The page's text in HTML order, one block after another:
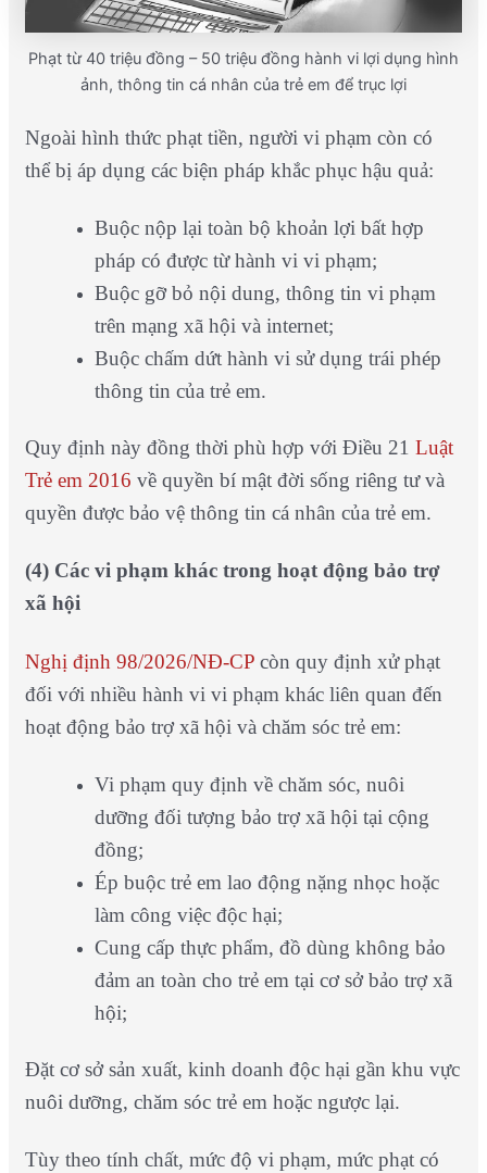
Phạt từ 40 triệu đồng – 50 triệu đồng hành vi lợi dụng hình
ảnh, thông tin cá nhân của trẻ em để trục lợi
Ngoài hình thức phạt tiền, người vi phạm còn có
thể bị áp dụng các biện pháp khắc phục hậu quả:
Buộc nộp lại toàn bộ khoản lợi bất hợp
pháp có được từ hành vi vi phạm;
Buộc gỡ bỏ nội dung, thông tin vi phạm
trên mạng xã hội và internet;
Buộc chấm dứt hành vi sử dụng trái phép
thông tin của trẻ em.
Quy định này đồng thời phù hợp với Điều 21 Luật
Trẻ em 2016 về quyền bí mật đời sống riêng tư và
quyền được bảo vệ thông tin cá nhân của trẻ em.
(4) Các vi phạm khác trong hoạt động bảo trợ
xã hội
Nghị định 98/2026/NĐ-CPcòn quy định xử phạt
đối với nhiều hành vi vi phạm khác liên quan đến
hoạt động bảo trợ xã hội và chăm sóc trẻ em:
Vi phạm quy định về chăm sóc, nuôi
dưỡng đối tượng bảo trợ xã hội tại cộng
đồng;
Ép buộc trẻ em lao động nặng nhọc hoặc
làm công việc độc hại;
Cung cấp thực phẩm, đồ dùng không bảo
đảm an toàn cho trẻ em tại cơ sở bảo trợ xã
hội;
Đặt cơ sở sản xuất, kinh doanh độc hại gần khu vực
nuôi dưỡng, chăm sóc trẻ em hoặc ngược lại.
Tùy theo tính chất, mức độ vi phạm, mức phạt có